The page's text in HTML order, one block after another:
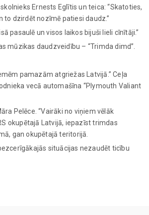
Ernests Eglītis un teica: “Skatoties,
dzirdēt nozīmē patiesi daudz.”
pasaulē un visos laikos bijuši lieli cīnītāji.”
mūzikas daudzveidību – “Trimda dimd”.
pamazām atgriežas Latvijā.” Ceļa
vecā automašīna “Plymouth Valiant
Pelēce. “Vairāki no viņiem vēlāk
okupētajā Latvijā, iepazīst trimdas
gan okupētajā teritorijā.
situācijas nezaudēt ticību